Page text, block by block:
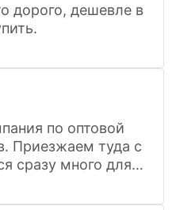
дорого, дешевле в
по оптовой
Приезжаем туда с
сразу много для
всё, что
ценам. Вежливый